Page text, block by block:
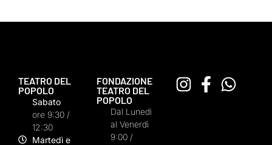
TEATRO DEL
POPOLO
Sabato
ore 9:30 /
12:30
Martedì e
FONDAZIONE
TEATRO DEL
POPOLO
Dal Lunedì
al Venerdì
9:00 /